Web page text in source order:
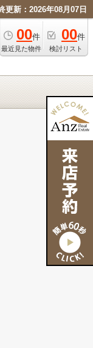
更新：2026年08月07日
00件
最近見た物件
00件
検討リスト